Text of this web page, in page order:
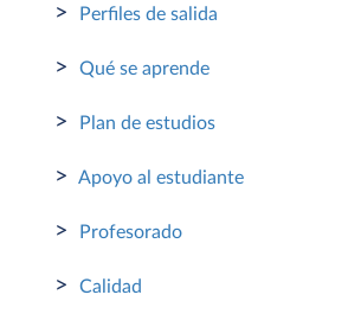
> Perfiles de salida
> Qué se aprende
> Plan de estudios
> Apoyo al estudiante
> Profesorado
> Calidad